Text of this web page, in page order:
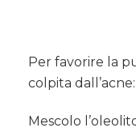
Per favorire la
colpita dall’acne:
Mescolo